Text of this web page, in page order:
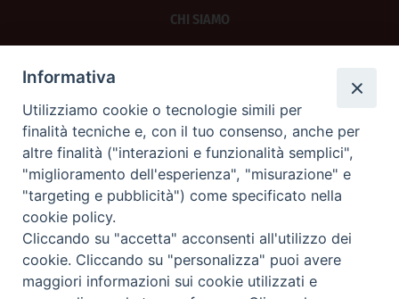
CHI SIAMO
SCRIVICI
La Difesa srl - P.iva 05125420280
La Difesa del Popolo percepisce i contributi pubblici all'editoria.
La Difesa del Popolo, tramite la Fisc (Federazione Italiana Settimanali Cattolici)
ha aderito allo IAP (Istituto dell'Autodisciplina Pubblicitaria) accettando il Codice
di Autodisciplina della Comunicazione Commerciale.
La Difesa del Popolo è una testata registrata presso il Tribunale di Padova
decreto del 15 giugno 1950 al n. 37 del registro periodici.
Informativa
Utilizziamo cookie o tecnologie simili per
finalità tecniche e, con il tuo consenso, anche per
altre finalità ("interazioni e funzionalità semplici",
"miglioramento dell'esperienza", "misurazione" e
"targeting e pubblicità") come specificato nella
cookie policy.
Cliccando su "accetta" acconsenti all'utilizzo dei
cookie. Cliccando su "personalizza" puoi avere
maggiori informazioni sui cookie utilizzati e